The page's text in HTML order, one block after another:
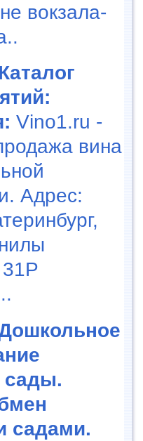
вокзала-
Vino1.ru -
вина
Адрес:
сады.
садами.